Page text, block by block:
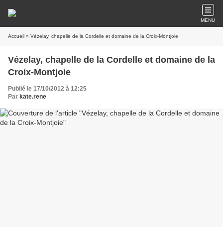
MENU
Accueil » Vézelay, chapelle de la Cordelle et domaine de la Croix-Montjoie
Vézelay, chapelle de la Cordelle et domaine de la
Croix-Montjoie
Publié le 17/10/2012 à 12:25
Par kate.rene